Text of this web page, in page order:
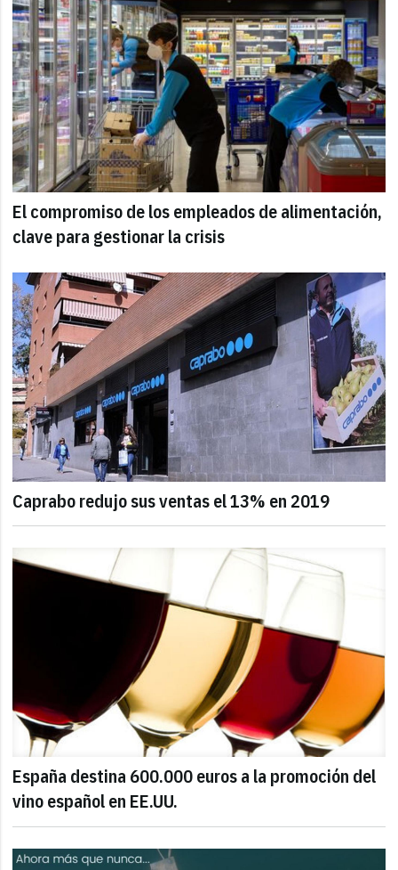
El compromiso de los empleados de alimentación,
clave para gestionar la crisis
Caprabo redujo sus ventas el 13% en 2019
España destina 600.000 euros a la promoción del
vino español en EE.UU.